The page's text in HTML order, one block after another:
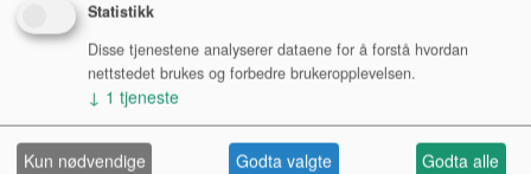
Logg inn privatperson
Logg inn bedrift
Ny kunde
Kjøpsbetingelser Personvernerklæring
Statistikk
Disse tjenestene analyserer dataene for å forstå hvordan
nettstedet brukes og forbedre brukeropplevelsen.
↓ 1 tjeneste
Kun nødvendige Godta valgte Godta alle